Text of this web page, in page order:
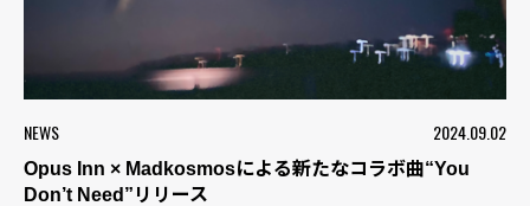
NEWS 2024.09.02
Opus Inn × Madkosmosによる新たなコラボ曲“You
Don’t Need”リリース